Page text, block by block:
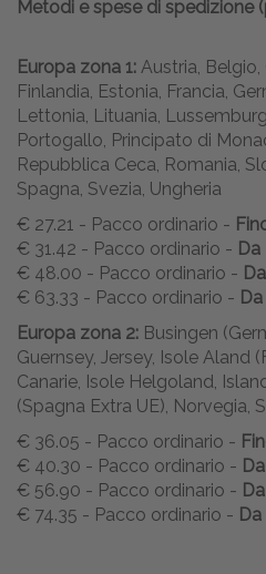
Metodi e spese di spedizione
Europa zona 1: Austria, Belgio,
Finlandia, Estonia, Francia,
Lettonia, Lituania,
Portogallo, Principato di
Repubblica Ceca, Romania,
Spagna, Svezia, Ungheria
€ 27.21 - Pacco ordinario -
€ 31.42 - Pacco ordinario -
€ 48.00 - Pacco ordinario -
€ 63.33 - Pacco ordinario -
Europa zona 2: Busingen
Guernsey, Jersey, Isole Aland
Canarie, Isole Helgoland,
(Spagna Extra UE), Norvegia,
€ 36.05 - Pacco ordinario -
€ 40.30 - Pacco ordinario -
€ 56.90 - Pacco ordinario -
€ 74.35 - Pacco ordinario -